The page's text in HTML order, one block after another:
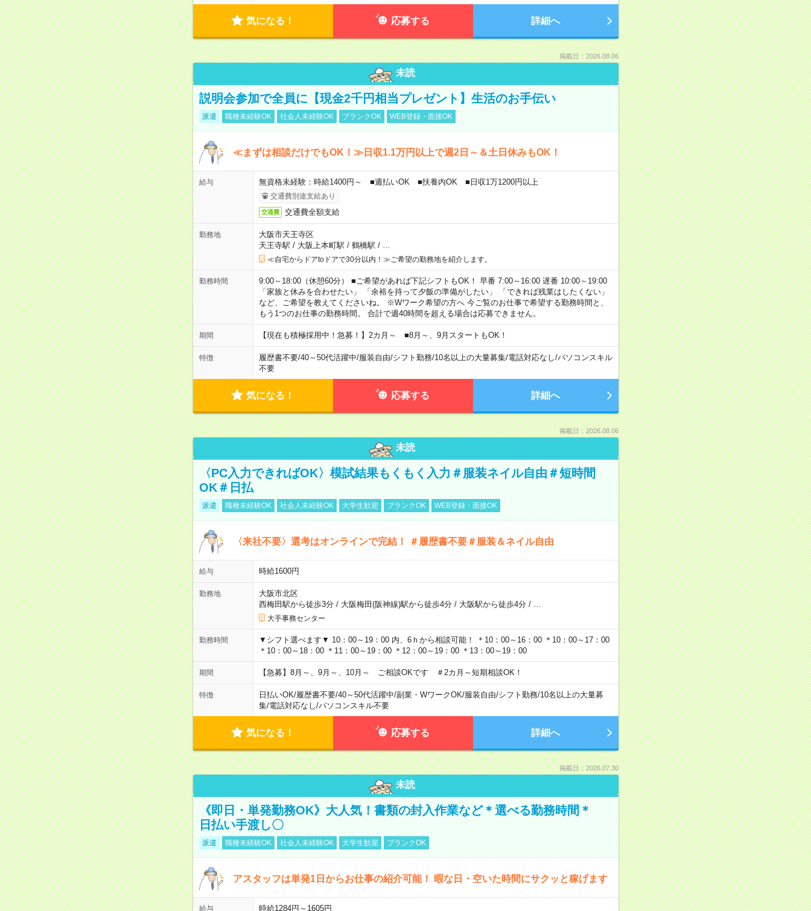
気になる！ 応募する 詳細へ
掲載日：2026.08.06
未読
説明会参加で全員に【現金2千円相当プレゼント】生活のお手伝い
派遣 職種未経験OK 社会人未経験OK ブランクOK WEB登録・面接OK
≪まずは相談だけでもOK！≫日収1.1万円以上で週2日～＆土日休みもOK！
給与 無資格未経験：時給1400円～ ■週払いOK ■扶養内OK ■日収1万1200円以上
交通費別途支給あり
交通費 交通費全額支給
勤務地
大阪市天王寺区
天王寺駅 / 大阪上本町駅 / 鶴橋駅 /
≪自宅からドアtoドアで30分以内！≫ご希望の勤務地を紹介します。
勤務時間
9:00～18:00（休憩60分） ■ご希望があれば下記シフトもOK！ 早番 7:00～16:00 遅番 10:00～19:00
「家族と休みを合わせたい」 「余裕を持って夕飯の準備がしたい」 「できれば残業はしたくない」
など、ご希望を教えてくださいね。 ※Wワーク希望の方へ 今ご覧のお仕事で希望する勤務時間と、
もう1つのお仕事の勤務時間。 合計で週40時間を超える場合は応募できません。
期間 【現在も積極採用中！急募！】2カ月～ ■8月～、9月スタートもOK！
特徴 履歴書不要/40～50代活躍中/服装自由/シフト勤務/10名以上の大量募集/電話対応なし/パソコンスキル
不要
気になる！ 応募する 詳細へ
掲載日：2026.08.06
未読
〈PC入力できればOK〉模試結果もくもく入力＃服装ネイル自由＃短時間
OK＃日払
派遣 職種未経験OK 社会人未経験OK 大学生歓迎 ブランクOK WEB登録・面接OK
〈来社不要〉選考はオンラインで完結！ ＃履歴書不要＃服装＆ネイル自由
給与 時給1600円
勤務地
大阪市北区
西梅田駅から徒歩3分/ 大阪梅田(阪神線)駅から徒歩4分/ 大阪駅から徒歩4分/
大手事務センター
勤務時間
▼シフト選べます▼ 10：00～19：00 内、6ｈから相談可能！ ＊10：00～16：00 ＊10：00～17：00
＊10：00～18：00 ＊11：00～19：00 ＊12：00～19：00 ＊13：00～19：00
期間 【急募】8月～、9月～、10月～ ご相談OKです ＃2カ月～短期相談OK！
特徴 日払いOK/履歴書不要/40～50代活躍中/副業・WワークOK/服装自由/シフト勤務/10名以上の大量募
集/電話対応なし/パソコンスキル不要
気になる！ 応募する 詳細へ
掲載日：2026.07.30
未読
《即日・単発勤務OK》大人気！書類の封入作業など＊選べる勤務時間＊
日払い手渡し〇
派遣 職種未経験OK 社会人未経験OK 大学生歓迎 ブランクOK
アスタッフは単発1日からお仕事の紹介可能！ 暇な日・空いた時間にサクッと稼げます
給与 時給1284円～1605円